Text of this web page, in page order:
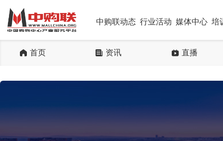
中购联动态 行业活动 媒体中心 培
首页 资讯 直播